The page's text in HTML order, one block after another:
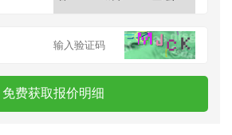
免费获取报价明细